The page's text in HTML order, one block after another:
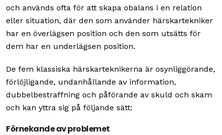
och används ofta för att skapa obalans i en relation
eller situation, där den som använder härskartekniker
har en överlägsen position och den som utsätts för
dem har en underlägsen position.
De fem klassiska härskarteknikerna är osynliggörande,
förlöjligande, undanhållande av information,
dubbelbestraffning och påförande av skuld och skam
och kan yttra sig på följande sätt:
Förnekande av problemet